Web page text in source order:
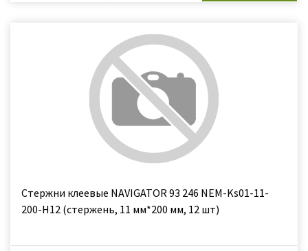
Стержни клеевые NAVIGATOR 93 246 NEM-Ks01-11-
200-H12 (стержень, 11 мм*200 мм, 12 шт)